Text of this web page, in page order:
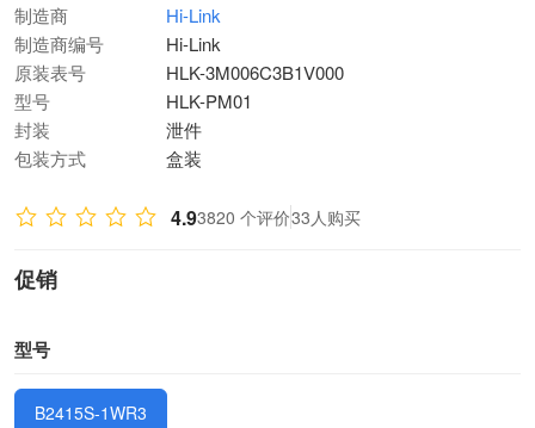
制造商
Hi-Link
制造商编号
Hi-Link
原装表号
HLK-3M006C3B1V000
型号
HLK-PM01
封装
泄件
包装方式
盒装
4.93820 个评价33人购买
促销
型号
B2415S-1WR3